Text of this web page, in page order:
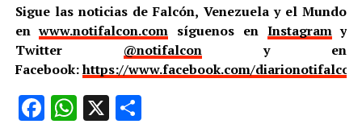
Sigue las noticias de Falcón, Venezuela y el Mundo
enwww.notifalcon.com síguenos en Instagramy
Twitter @notifalcony en
Facebook:https://www.facebook.com/
Facebook
WhatsApp
X Compartir